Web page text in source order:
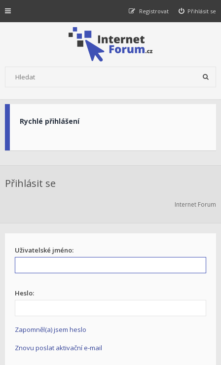
Přihlásit se
Registrovat
Rychlé přihlášení
Přihlásit se
Internet Forum
Uživatelské jméno:
Heslo:
Zapomněl(a) jsem heslo
Znovu poslat aktivační e-mail